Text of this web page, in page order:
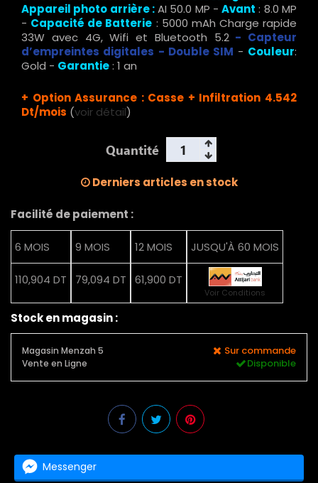
Appareil photo arrière :AI 50.0 MP -Avant : 8.0 MP
- Capacité de Batterie : 5000 mAh Charge rapide
33W avec 4G, Wifi et Bluetooth 5.2- Capteur
d’empreintes digitales - Double SIM - Couleur:
Gold - Garantie: 1 an
+ Option Assurance : Casse + Infiltration 4.542
Dt/mois (voir détail)
Quantité
Derniers articles en stock
Facilité de paiement :
6 MOIS
110,904 DT
9 MOIS
79,094 DT
12 MOIS
61,900 DT
JUSQU'À 60 MOIS
Voir Conditions
Stock en magasin :
Magasin Menzah 5 Sur commande
Vente en Ligne Disponible
Messenger